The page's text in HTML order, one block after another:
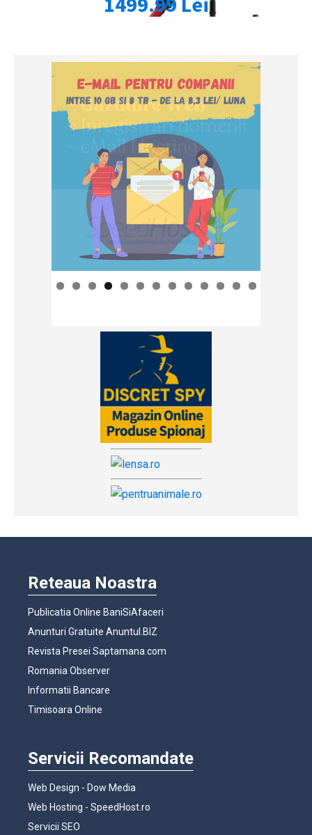
Reteaua Noastra
Publicatia Online BaniSiAfaceri
Anunturi Gratuite Anuntul.BIZ
Revista Presei Saptamana.com
Romania Observer
Informatii Bancare
Timisoara Online
Servicii Recomandate
Web Design - Dow Media
Web Hosting - SpeedHost.ro
Servicii SEO